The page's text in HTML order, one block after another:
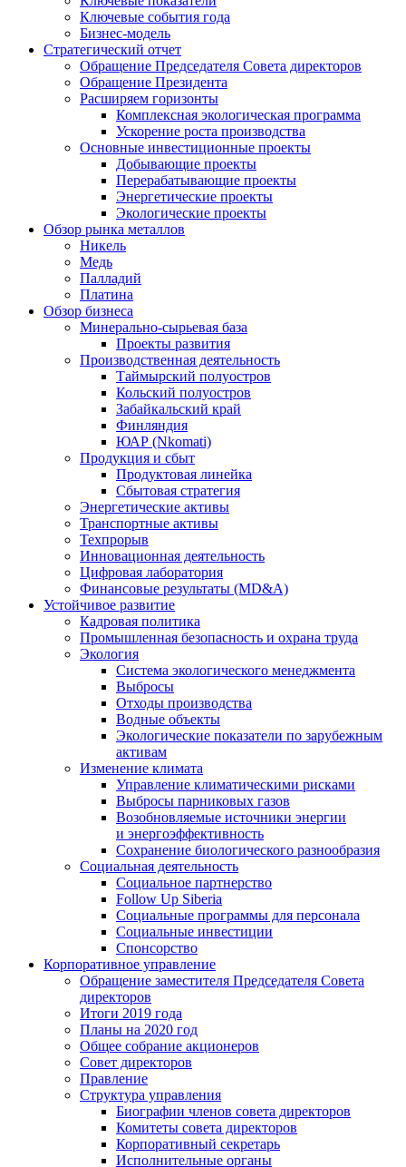
Ключевые события года
Бизнес-модель
Стратегический отчет
Обращение Председателя Совета директоров
Обращение Президента
Расширяем горизонты
Комплексная экологическая программа
Ускорение роста производства
Основные инвестиционные проекты
Добывающие проекты
Перерабатывающие проекты
Энергетические проекты
Экологические проекты
Обзор рынка металлов
Никель
Медь
Палладий
Платина
Обзор бизнеса
Минерально-сырьевая база
Проекты развития
Производственная деятельность
Таймырский полуостров
Кольский полуостров
Забайкальский край
Финляндия
ЮАР (Nkomati)
Продукция и сбыт
Продуктовая линейка
Сбытовая стратегия
Энергетические активы
Транспортные активы
Техпрорыв
Инновационная деятельность
Цифровая лаборатория
Финансовые результаты (MD&A)
Устойчивое развитие
Кадровая политика
Промышленная безопасность и охрана труда
Экология
Система экологического менеджмента
Выбросы
Отходы производства
Водные объекты
Экологические показатели по зарубежным
активам
Изменение климата
Управление климатическими рисками
Выбросы парниковых газов
Возобновляемые источники энергии
и энергоэффективность
Сохранение биологического разнообразия
Социальная деятельность
Социальное партнерство
Follow Up Siberia
Социальные программы для персонала
Социальные инвестиции
Спонсорство
Корпоративное управление
Обращение заместителя Председателя Совета
директоров
Итоги 2019 года
Планы на 2020 год
Общее собрание акционеров
Совет директоров
Правление
Структура управления
Биографии членов совета директоров
Комитеты совета директоров
Корпоративный секретарь
Исполнительные органы